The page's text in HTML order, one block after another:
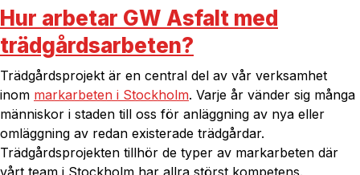
Hur arbetar GW Asfalt med
trädgårdsarbeten?
Trädgårdsprojekt är en central del av vår verksamhet
inom markarbeten i Stockholm. Varje år vänder sig många
människor i staden till oss för anläggning av nya eller
omläggning av redan existerade trädgårdar.
Trädgårdsprojekten tillhör de typer av markarbeten där
vårt team i Stockholm har allra störst kompetens.